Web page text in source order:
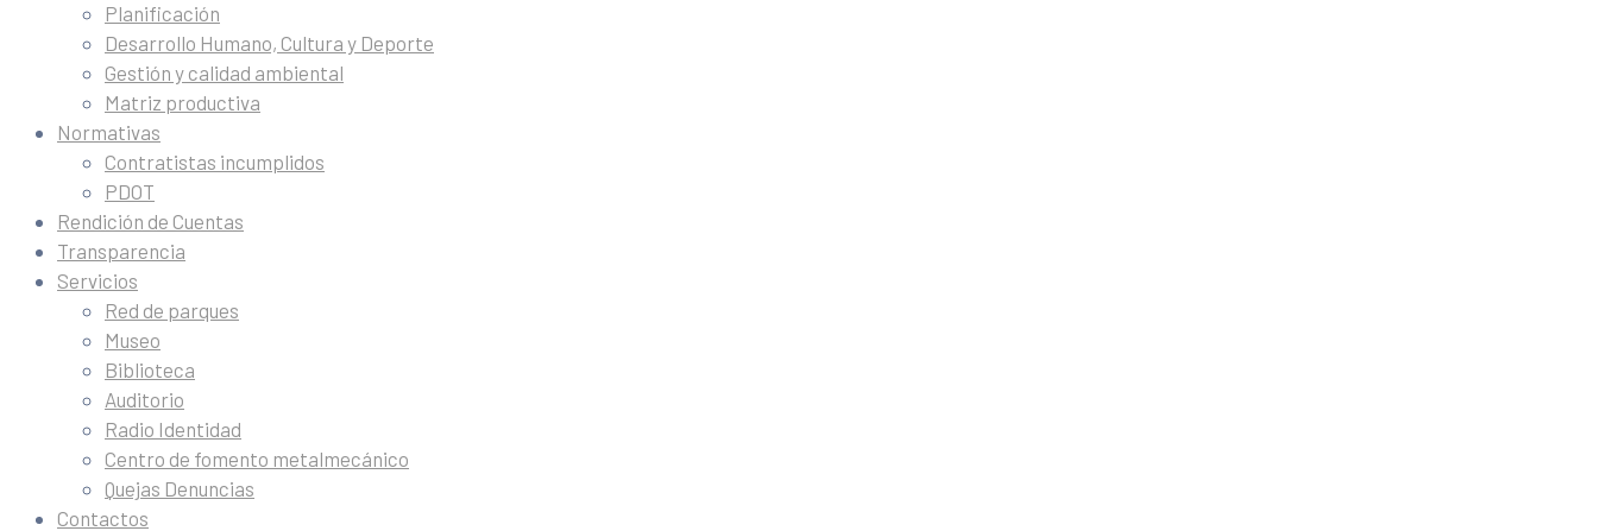
Planificación
Desarrollo Humano, Cultura y Deporte
Gestión y calidad ambiental
Matriz productiva
Normativas
Contratistas incumplidos
PDOT
Rendición de Cuentas
Transparencia
Servicios
Red de parques
Museo
Biblioteca
Auditorio
Radio Identidad
Centro de fomento metalmecánico
Quejas Denuncias
Contactos